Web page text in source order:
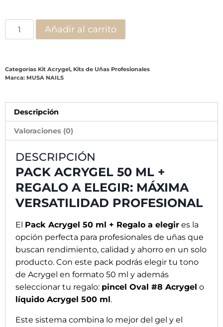
Añadir al carrito
Categorías Kit Acrygel, Kits de Uñas Profesionales
Marca: MUSA NAILS
Descripción
Valoraciones (0)
DESCRIPCIÓN
PACK ACRYGEL 50 ML +
REGALO A ELEGIR: MÁXIMA
VERSATILIDAD PROFESIONAL
El Pack Acrygel 50 ml + Regalo a elegir es la
opción perfecta para profesionales de uñas que
buscan rendimiento, calidad y ahorro en un solo
producto. Con este pack podrás elegir tu tono
de Acrygel en formato 50 ml y además
seleccionar tu regalo: pincel Oval #8 Acrygel o
líquido Acrygel 500 ml.
Este sistema combina lo mejor del gel y el
Apúntate a nuestra
NEWSLETTER